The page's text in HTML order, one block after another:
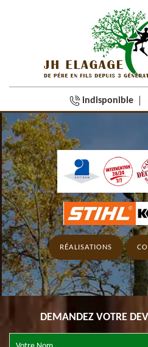
indisponible
RÉALISATIONS
DEMANDEZ VOTRE